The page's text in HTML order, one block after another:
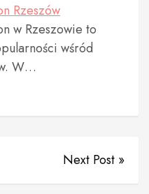
Rzeszów
w Rzeszowie to
wśród
W…
Next Post »